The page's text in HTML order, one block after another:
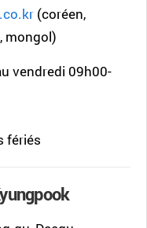
(coréen,
mongol)
vendredi 09h00-
fériés